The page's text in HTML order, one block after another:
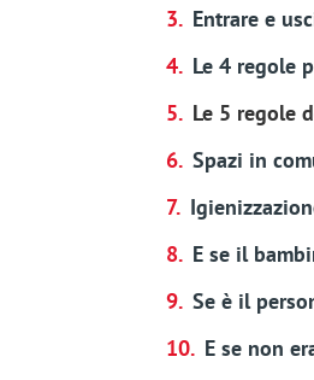
Entrare e
Le 4 regole
Le 5 regole
Spazi in
E se il
Se è il
E se non